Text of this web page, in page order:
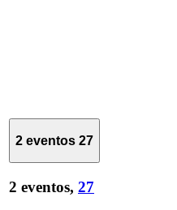
2 eventos 27
2 eventos, 27